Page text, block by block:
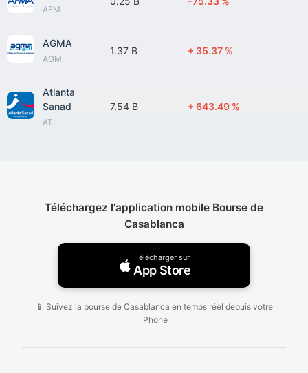
AFM
AGMA
AGM
1.37 B + 35.37 %
Atlanta
Sanad
ATL
7.54 B + 643.49 %
Téléchargez l'application mobile Bourse de
Casablanca
Télécharger sur
App Store
📱 Suivez la bourse de Casablanca en temps réel depuis votre
iPhone